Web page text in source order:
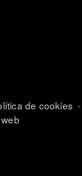
de cookies -